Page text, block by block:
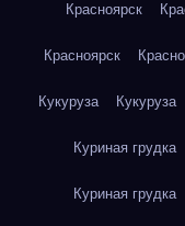
Красноярск
Красноярск
Кукуруза Кукуруза
Куриная грудка
Куриная грудка